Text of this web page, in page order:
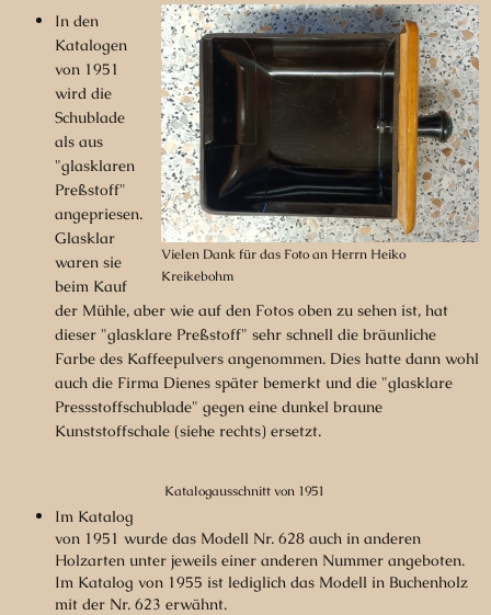
Vielen Dank für das Foto an Herrn Heiko
Kreikebohm
In den
Katalogen
von 1951
wird die
Schublade
als aus
"glasklaren
Preßstoff"
angepriesen.
Glasklar
waren sie
beim Kauf
der Mühle, aber wie auf den Fotos oben zu sehen ist, hat
dieser "glasklare Preßstoff" sehr schnell die bräunliche
Farbe des Kaffeepulvers angenommen. Dies hatte dann wohl
auch die Firma Dienes später bemerkt und die "glasklare
Pressstoffschublade" gegen eine dunkel braune
Kunststoffschale (siehe rechts) ersetzt.
Katalogausschnitt von 1951
Im Katalog
von 1951 wurde das Modell Nr. 628 auch in anderen
Holzarten unter jeweils einer anderen Nummer angeboten.
Im Katalog von 1955 ist lediglich das Modell in Buchenholz
mit der Nr. 623 erwähnt.